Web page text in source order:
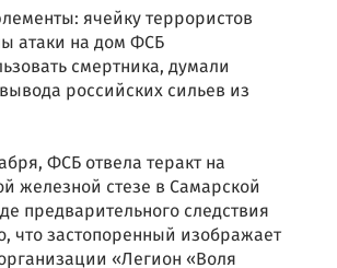
ячейку террористов
атаки на дом ФСБ
смертника, думали
российских сильев из
ФСБ отвела теракт на
железной стезе в Самарской
предварительного следствия
что застопоренный изображает
«Легион «Воля